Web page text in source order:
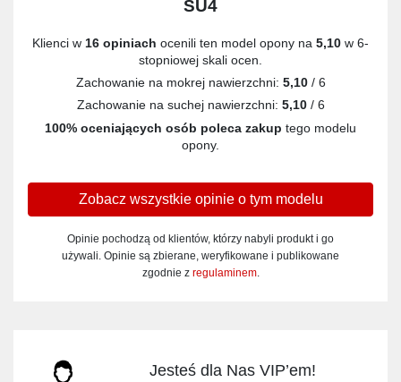
SU4
Klienci w 16 opiniach ocenili ten model opony na 5,10 w 6-
stopniowej skali ocen.
Zachowanie na mokrej nawierzchni: 5,10/ 6
Zachowanie na suchej nawierzchni: 5,10/ 6
100% oceniających osób poleca zakup tego modelu
opony.
Zobacz wszystkie opinie o tym modelu
Opinie pochodzą od klientów, którzy nabyli produkt i go
używali. Opinie są zbierane, weryfikowane i publikowane
zgodnie z regulaminem.
Jesteś dla Nas VIP’em!